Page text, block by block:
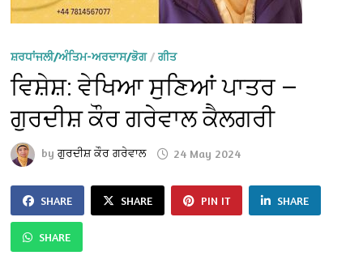
ਸ਼ਰਧਾਂਜਲੀ/ਅੰਤਿਮ-ਅਰਦਾਸ/ਭੋਗ/ਗੀਤ
ਵਿਸ਼ੇਸ਼: ਵੇਖਿਆ ਸੁਣਿਆਂ ਪਾਤਰ —
ਗੁਰਦੀਸ਼ ਕੌਰ ਗਰੇਵਾਲ ਕੈਲਗਰੀ
byਗੁਰਦੀਸ਼ ਕੌਰ ਗਰੇਵਾਲ 24 May 2024
SHARE SHARE PIN IT SHARE
SHARE